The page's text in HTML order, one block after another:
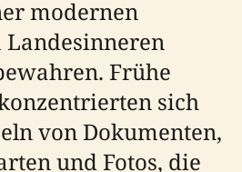
modernen
Frühe
sich
von Dokumenten,
und Fotos, die